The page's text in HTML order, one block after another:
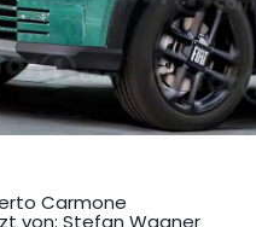
Carmone